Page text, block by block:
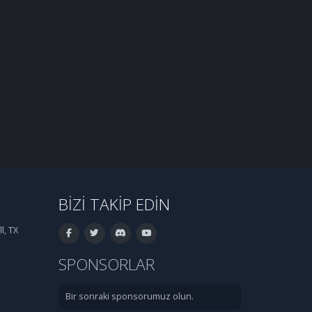
TX
BIZI TAKIP EDIN
SPONSORLAR
Bir sonraki sponsorumuz olun.